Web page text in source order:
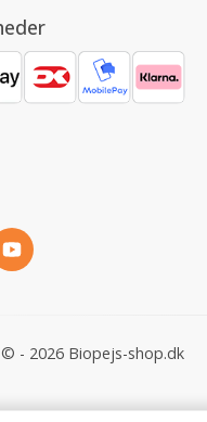
© - 2026 Biopejs-shop.dk